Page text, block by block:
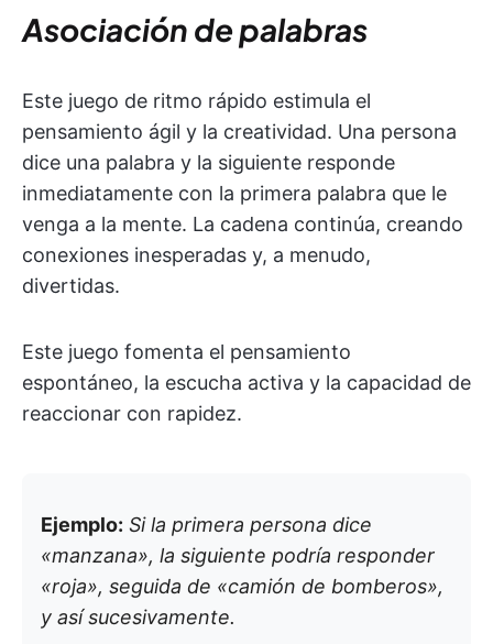
Asociación de palabras
Este juego de ritmo rápido estimula el
pensamiento ágil y la creatividad. Una persona
dice una palabra y la siguiente responde
inmediatamente con la primera palabra que le
venga a la mente. La cadena continúa, creando
conexiones inesperadas y, a menudo,
divertidas.
Este juego fomenta el pensamiento
espontáneo, la escucha activa y la capacidad de
reaccionar con rapidez.
Ejemplo: Si la primera persona dice
«manzana», la siguiente podría responder
«roja», seguida de «camión de bomberos»,
y así sucesivamente.